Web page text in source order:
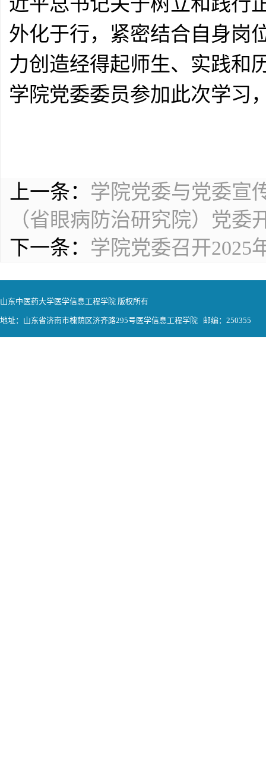
外化于行，紧密结合自身岗
力创造经得起师生、实践和
学院党委委员参加此次学习
上一条： 学院党委与党委宣
（省眼病防治研究院）党委
下一条： 学院党委召开2025
山东中医药大学医学信息工程学院 版权所有
地址：山东省济南市槐荫区济齐路295号医学信息工程学院 邮编：250355